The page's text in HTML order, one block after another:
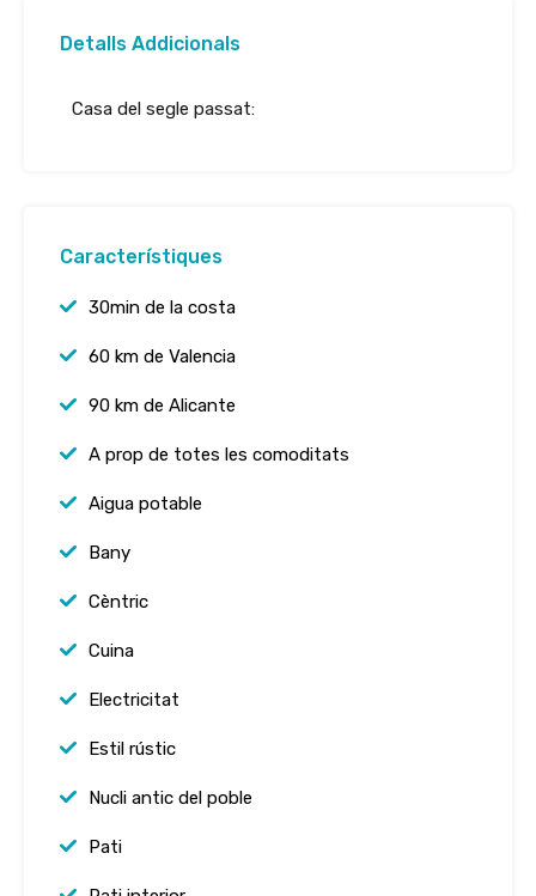
Detalls Addicionals
Casa del segle passat:
Característiques
30min de la costa
60 km de Valencia
90 km de Alicante
A prop de totes les comoditats
Aigua potable
Bany
Cèntric
Cuina
Electricitat
Estil rústic
Nucli antic del poble
Pati